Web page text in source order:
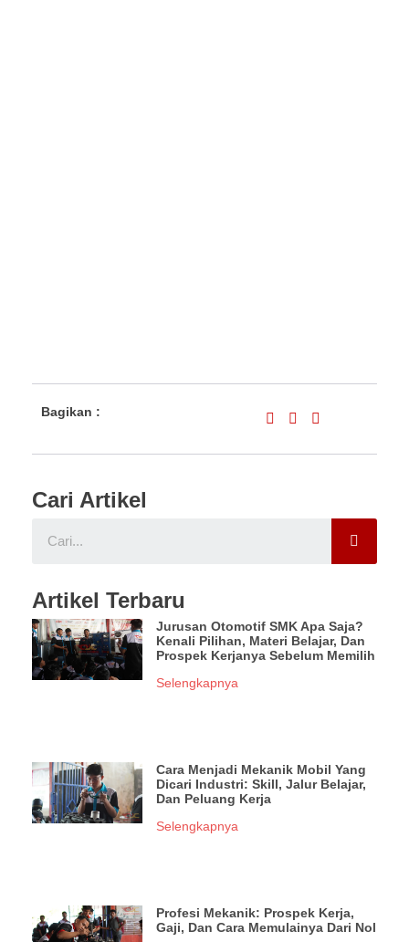
Bagikan :
Cari Artikel
Artikel Terbaru
Jurusan Otomotif SMK Apa Saja?
Kenali Pilihan, Materi Belajar, Dan
Prospek Kerjanya Sebelum Memilih
Selengkapnya
Cara Menjadi Mekanik Mobil Yang
Dicari Industri: Skill, Jalur Belajar,
Dan Peluang Kerja
Selengkapnya
Profesi Mekanik: Prospek Kerja,
Gaji, Dan Cara Memulainya Dari Nol